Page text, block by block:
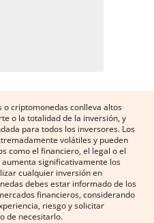
criptomonedas conlleva altos
o la totalidad de la inversión, y
para todos los inversores. Los
volátiles y pueden
como el financiero, el legal o el
significativamente los
cualquier inversión en
debes estar informado de los
financieros, considerando
riesgo y solicitar
de necesitarlo.